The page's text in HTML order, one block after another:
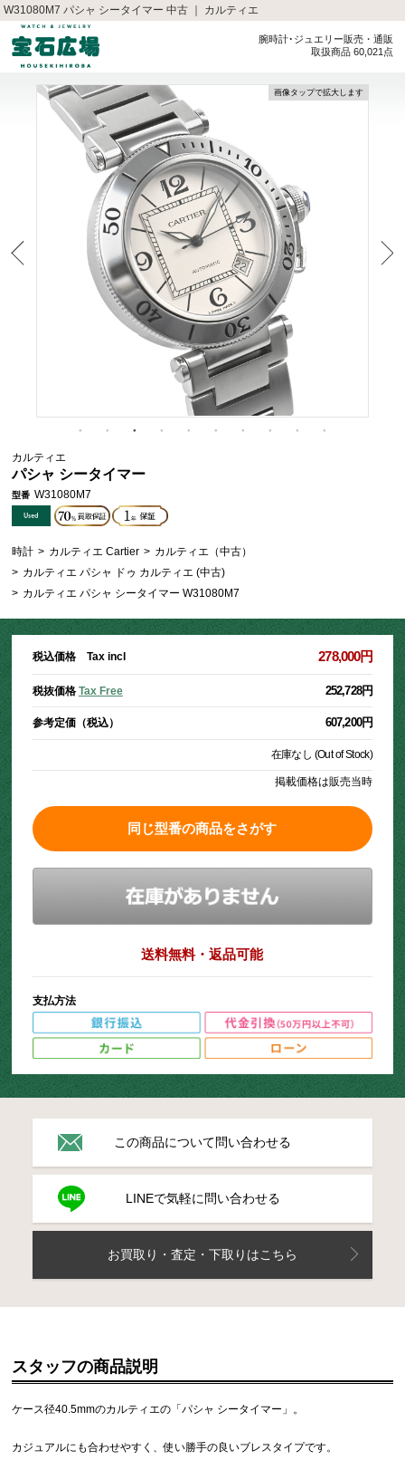
W31080M7 パシャ シータイマー 中古 ｜ カルティエ
腕時計･ジュエリー販売・通販
取扱商品 60,021点
画像タップで拡大します
カルティエ
パシャ シータイマー
型番 W31080M7
時計 > カルティエ Cartier > カルティエ（中古）
> カルティエ パシャ ドゥ カルティエ (中古)
> カルティエ パシャ シータイマー W31080M7
税込価格 Tax incl 278,000円
税抜価格 Tax Free 252,728円
参考定価（税込） 607,200円
在庫なし (Out of Stock)
掲載価格は販売当時
同じ型番の商品をさがす
送料無料・返品可能
支払方法
この商品について問い合わせる
LINEで気軽に問い合わせる
お買取り・査定・下取りはこちら
スタッフの商品説明
ケース径40.5mmのカルティエの「パシャ シータイマー」。
カジュアルにも合わせやすく、使い勝手の良いブレスタイプです。